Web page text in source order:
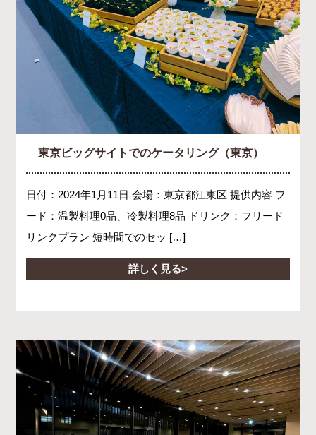
東京ビッグサイトでのケータリング（東京）
日付：2024年1月11日 会場：東京都江東区 提供内容 フ
ード：温製料理0品、冷製料理8品 ドリンク：フリード
リンクプラン 短時間でのセッ […]
詳しく見る